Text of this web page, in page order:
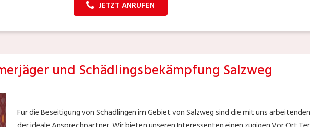
JETZT ANRUFEN
und Schädlingsbekämpfung Salzweg
Für die Beseitigung von Schädlingen im Gebiet von Salzweg sind die mit uns